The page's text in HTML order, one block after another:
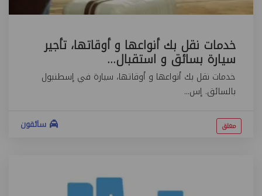
خدمات نقل بك أنواعها و أوقاتها، تأجير
سيارة بسائق و استقبال...
خدمات نقل بك أنواعها و أوقاتها، سيارة في إسطنبول
بالسائق. إس...
سائقون مغلق